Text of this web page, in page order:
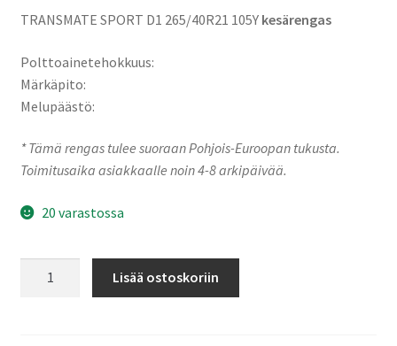
TRANSMATE SPORT D1 265/40R21 105Y kesärengas
Polttoainetehokkuus:
Märkäpito:
Melupäästö:
* Tämä rengas tulee suoraan Pohjois-Euroopan tukusta.
Toimitusaika asiakkaalle noin 4-8 arkipäivää.
20 varastossa
Lisää ostoskoriin